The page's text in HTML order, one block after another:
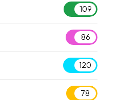
109
86
120
78